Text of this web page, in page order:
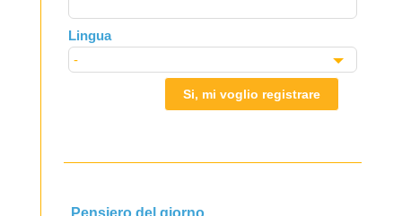
Lingua
Si, mi voglio registrare
Pensiero del giorno